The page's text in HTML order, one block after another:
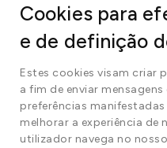
Cookies para
e de definição
Estes cookies visam criar
a fim de enviar
preferências
melhorar a experiência de
utilizador navega no